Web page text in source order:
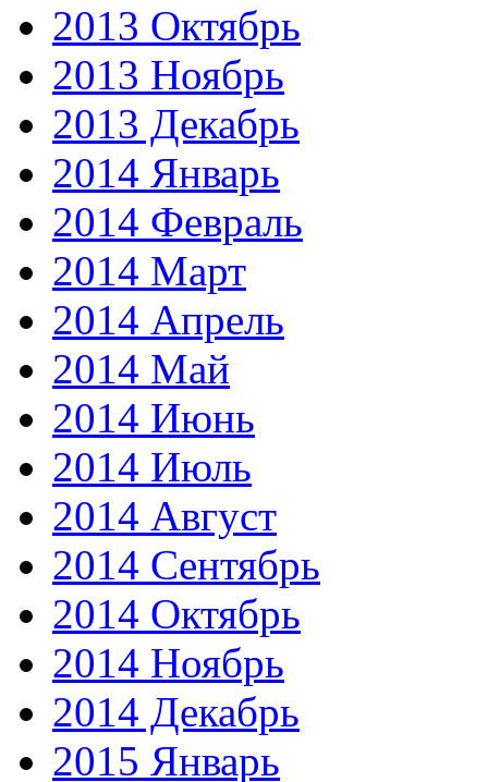
2013 Октябрь
2013 Ноябрь
2013 Декабрь
2014 Январь
2014 Февраль
2014 Март
2014 Апрель
2014 Май
2014 Июнь
2014 Июль
2014 Август
2014 Сентябрь
2014 Октябрь
2014 Ноябрь
2014 Декабрь
2015 Январь